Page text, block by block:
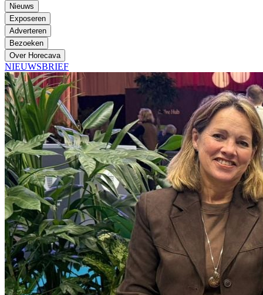
Nieuws
Exposeren
Adverteren
Bezoeken
Over Horecava
NIEUWSBRIEF